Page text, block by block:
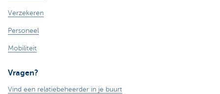
Verzekeren
Personeel
Mobiliteit
Vragen?
Vind een relatiebeheerder in je buurt